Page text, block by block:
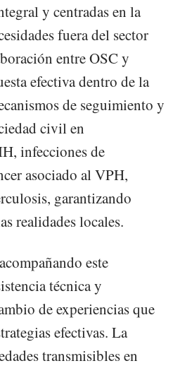
y centradas en la
fuera del sector
entre OSC y
efectiva dentro de la
de seguimiento y
civil en
infecciones de
asociado al VPH,
garantizando
realidades locales.
este
técnica y
de experiencias que
efectivas. La
transmisibles en